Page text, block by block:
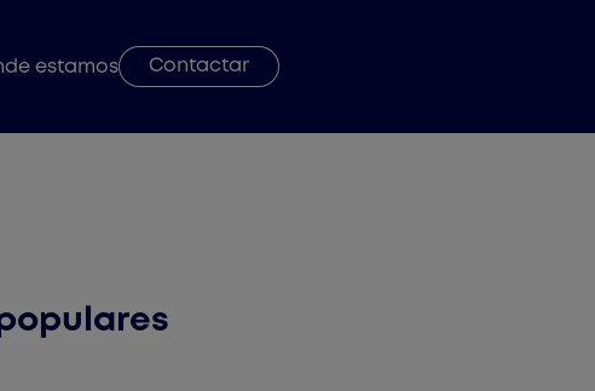
estamos Contactar